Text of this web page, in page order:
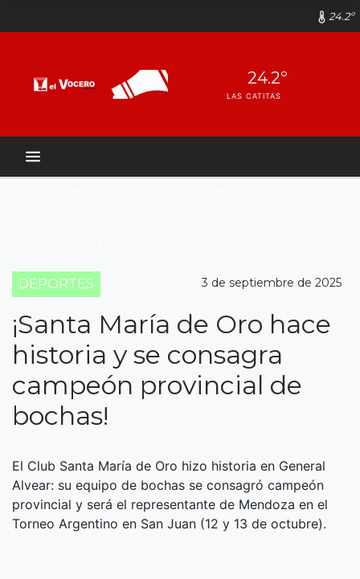
24.2º
24.2º
LAS CATITAS
DEPORTES 3 de septiembre de 2025
¡Santa María de Oro hace
historia y se consagra
campeón provincial de
bochas!
El Club Santa María de Oro hizo historia en General
Alvear: su equipo de bochas se consagró campeón
provincial y será el representante de Mendoza en el
Torneo Argentino en San Juan (12 y 13 de octubre).